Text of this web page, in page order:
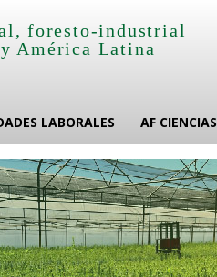
foresto-industrial
América Latina
LABORALES AF CIENCIAS